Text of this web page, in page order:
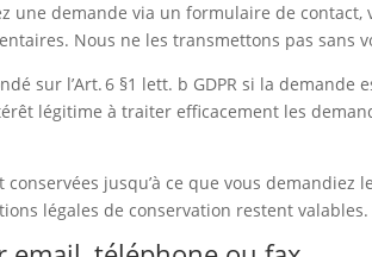
une demande via un formulaire de
Nous ne les transmettons pas sans
sur l’Art. 6 §1 lett. b GDPR si la
légitime à traiter efficacement les
conservées jusqu’à ce que vous
légales de conservation restent valables.